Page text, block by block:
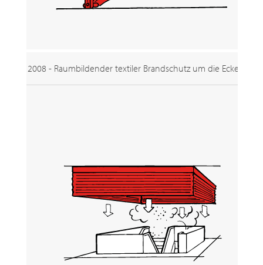
2008 - Raumbildender textiler Brandschutz um die Ecke